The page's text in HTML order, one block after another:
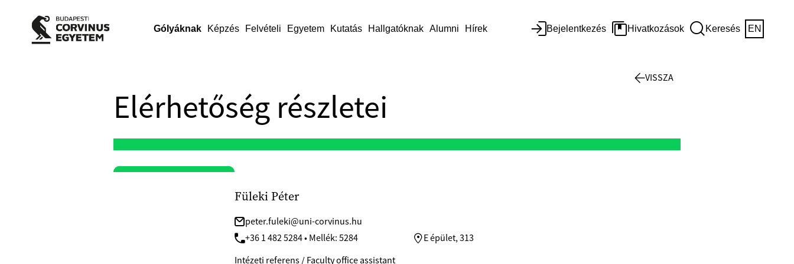
Gólyáknak Képzés Felvételi Egyetem Kutatás Hallgatóknak Alumni Hírek Bejelentkezés Hivatkozások Keresés EN
Elérhetőség részletei
Füleki Péter
peter.fuleki@uni-corvinus.hu
+36 1 482 5284 • Mellék: 5284
E épület, 313
Intézeti referens / Faculty office assistant
VISSZA